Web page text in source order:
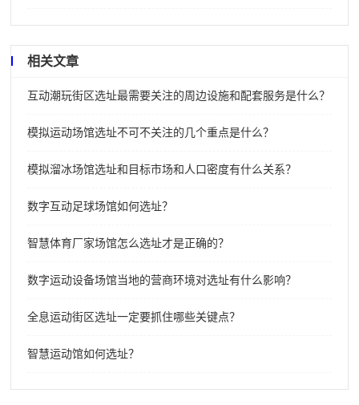
相关文章
互动潮玩街区选址最需要关注的周边设施和配套服务是什么？
模拟运动场馆选址不可不关注的几个重点是什么？
模拟溜冰场馆选址和目标市场和人口密度有什么关系？
数字互动足球场馆如何选址？
智慧体育厂家场馆怎么选址才是正确的？
数字运动设备场馆当地的营商环境对选址有什么影响？
全息运动街区选址一定要抓住哪些关键点？
智慧运动馆如何选址？